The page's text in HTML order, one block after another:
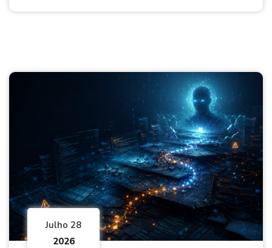
Julho 28
2026